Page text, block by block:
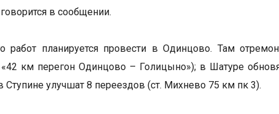
в сообщении.
работ планируется провести в Одинцово. Там
«42 км перегон Одинцово – Голицыно»); в Шатуре
Ступине улучшат 8 переездов (ст. Михнево 75 км пк 3).